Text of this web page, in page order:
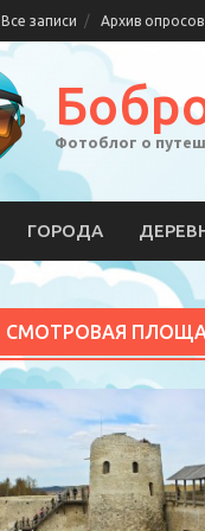
Все записи Архив опросов
Фотоблог о
ГОРОДА
СМОТРОВАЯ